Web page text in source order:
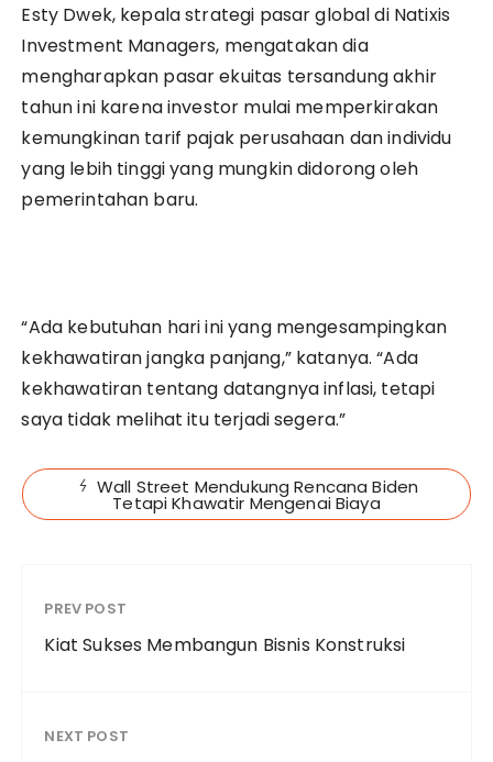
Esty Dwek, kepala strategi pasar global di Natixis
Investment Managers, mengatakan dia
mengharapkan pasar ekuitas tersandung akhir
tahun ini karena investor mulai memperkirakan
kemungkinan tarif pajak perusahaan dan individu
yang lebih tinggi yang mungkin didorong oleh
pemerintahan baru.
“Ada kebutuhan hari ini yang mengesampingkan
kekhawatiran jangka panjang,” katanya. “Ada
kekhawatiran tentang datangnya inflasi, tetapi
saya tidak melihat itu terjadi segera.”
Wall Street Mendukung Rencana Biden
Tetapi Khawatir Mengenai Biaya
PREV POST
Kiat Sukses Membangun Bisnis Konstruksi
NEXT POST